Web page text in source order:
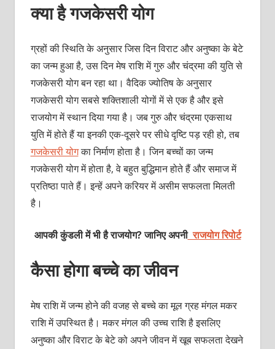
क्‍या है गजकेसरी योग
ग्रहों की स्थिति के अनुसार जिस दिन विराट और अनुष्‍का के बेटे
का जन्‍म हुआ है, उस दिन मेष राशि में गुरु और चंद्रमा की युति से
गजकेसरी योग बन रहा था। वैदिक ज्‍योतिष के अनुसार
गजकेसरी योग सबसे शक्‍तिशाली योगों में से एक है और इसे
राजयोग में स्‍थान दिया गया है। जब गुरु और चंद्रमा एकसाथ
युति में होते हैं या इनकी एक-दूसरे पर सीधे दृष्टि पड़ रही हो, तब
गजकेसरी योगका निर्माण होता है। जिन बच्‍चों का जन्‍म
गजकेसरी योग में होता है, वे बहुत बुद्धिमान होते हैं और समाज में
प्रतिष्‍ठा पाते हैं। इन्‍हें अपने करियर में असीम सफलता मिलती
है।
आपकी कुंडली में भी है राजयोग? जानिए अपनीराजयोग रिपोर्ट
कैसा होगा बच्‍चे का जीवन
मेष राशि में जन्‍म होने की वजह से बच्‍चे का मूल ग्रह मंगल मकर
राशि में उपस्थित है। मकर मंगल की उच्‍च राशि है इसलिए
अनुष्‍का और विराट के बेटे को अपने जीवन में खूब सफलता देखने